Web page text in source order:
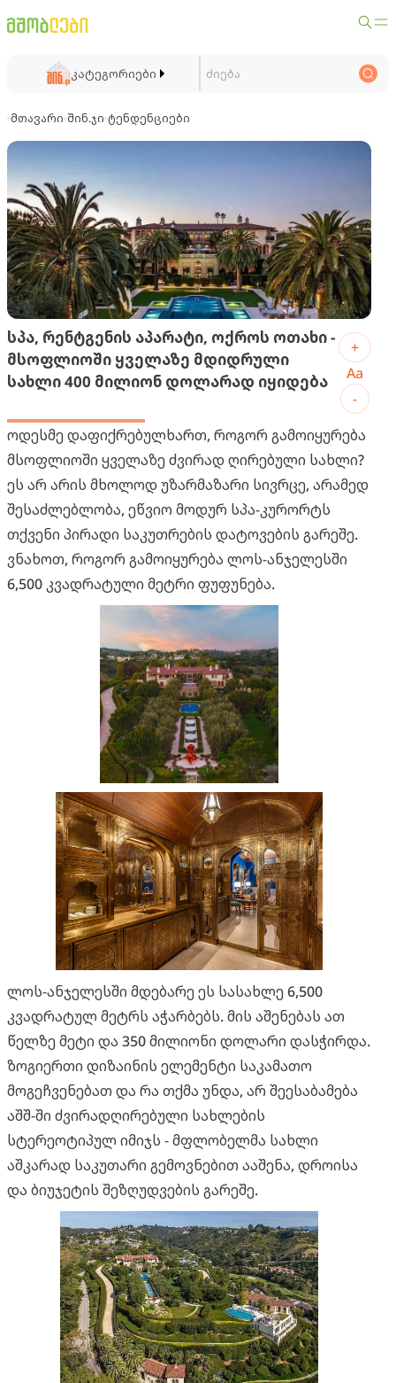
კატეგორიები
მთავარი შინ.ჯი ტენდენციები
სპა, რენტგენის აპარატი, ოქროს ოთახი -
მსოფლიოში ყველაზე მდიდრული
სახლი 400 მილიონ დოლარად იყიდება
+
Aa
-
ოდესმე დაფიქრებულხართ, როგორ გამოიყურება
მსოფლიოში ყველაზე ძვირად ღირებული სახლი?
ეს არ არის მხოლოდ უზარმაზარი სივრცე, არამედ
შესაძლებლობა, ეწვიო მოდურ სპა-კურორტს
თქვენი პირადი საკუთრების დატოვების გარეშე.
ვნახოთ, როგორ გამოიყურება ლოს-ანჯელესში
6,500 კვადრატული მეტრი ფუფუნება.
ლოს-ანჯელესში მდებარე ეს სასახლე 6,500
კვადრატულ მეტრს აჭარბებს. მის აშენებას ათ
წელზე მეტი და 350 მილიონი დოლარი დასჭირდა.
ზოგიერთი დიზაინის ელემენტი საკამათო
მოგეჩვენებათ და რა თქმა უნდა, არ შეესაბამება
აშშ-ში ძვირადღირებული სახლების
სტერეოტიპულ იმიჯს - მფლობელმა სახლი
აშკარად საკუთარი გემოვნებით ააშენა, დროისა
და ბიუჯეტის შეზღუდვების გარეშე.